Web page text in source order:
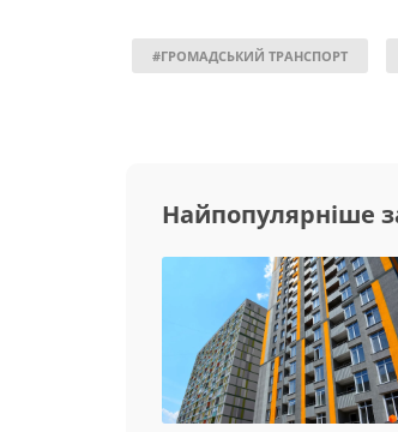
#ГРОМАДСЬКИЙ ТРАНСПОРТ
Найпопулярніше